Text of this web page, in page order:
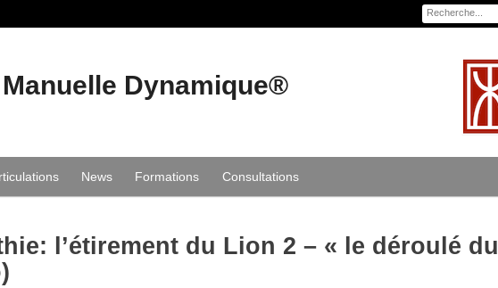
Dynamique®
News Formations Consultations
l’étirement du Lion 2 – « le déroulé du